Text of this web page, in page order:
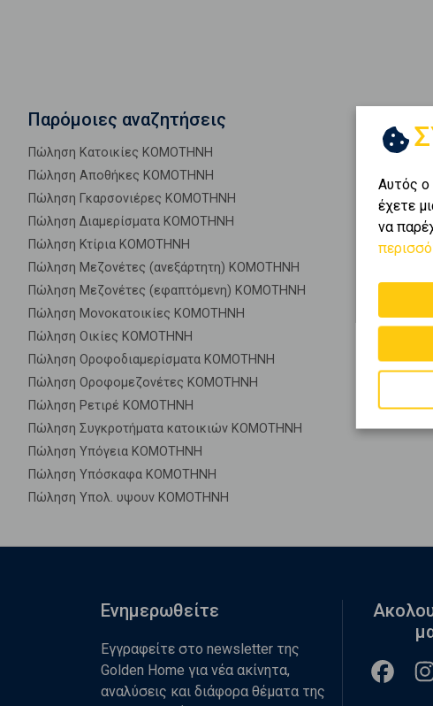
Παρόμοιες αναζητήσεις
Πώληση Κατοικίες ΚΟΜΟΤΗΝΗ
Πώληση Αποθήκες ΚΟΜΟΤΗΝΗ
Πώληση Γκαρσονιέρες ΚΟΜΟΤΗΝΗ
Πώληση Διαμερίσματα ΚΟΜΟΤΗΝΗ
Πώληση Κτίρια ΚΟΜΟΤΗΝΗ
Πώληση Μεζονέτες (ανεξάρτητη) ΚΟΜΟΤΗΝΗ
Πώληση Μεζονέτες (εφαπτόμενη) ΚΟΜΟΤΗΝΗ
Πώληση Μονοκατοικίες ΚΟΜΟΤΗΝΗ
Πώληση Οικίες ΚΟΜΟΤΗΝΗ
Πώληση Οροφοδιαμερίσματα ΚΟΜΟΤΗΝΗ
Πώληση Οροφομεζονέτες ΚΟΜΟΤΗΝΗ
Πώληση Ρετιρέ ΚΟΜΟΤΗΝΗ
Πώληση Συγκροτήματα κατοικιών ΚΟΜΟΤΗΝΗ
Πώληση Υπόγεια ΚΟΜΟΤΗΝΗ
Πώληση Υπόσκαφα ΚΟΜΟΤΗΝΗ
Πώληση Υπολ. υψουν ΚΟΜΟΤΗΝΗ
Αυτός ο
έχετε
να
Ενημερωθείτε
Εγγραφείτε στο newsletter της
Golden Home για νέα ακίνητα,
αναλύσεις και διάφορα θέματα της